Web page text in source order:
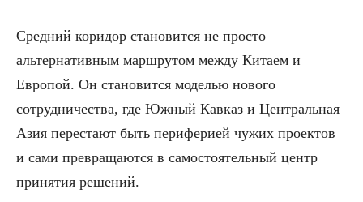
Средний коридор становится не просто
альтернативным маршрутом между Китаем и
Европой. Он становится моделью нового
сотрудничества, где Южный Кавказ и Центральная
Азия перестают быть периферией чужих проектов
и сами превращаются в самостоятельный центр
принятия решений.